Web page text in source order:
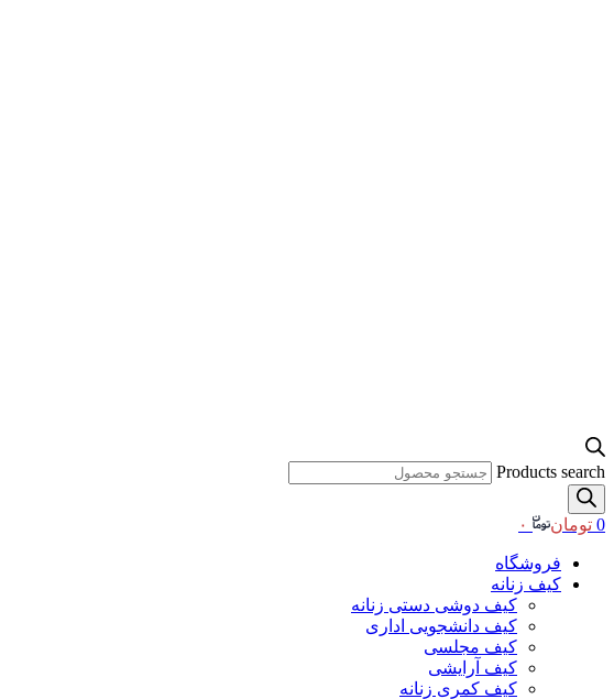
Products search
0 تومان
فروشگاه
کیف زنانه
کیف دوشی دستی زنانه
کیف دانشجویی اداری
کیف مجلسی
کیف آرایشی
کیف کمری زنانه